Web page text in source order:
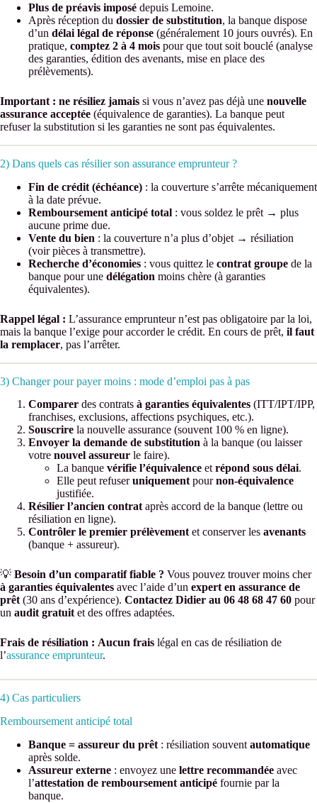
Plus de préavis imposé depuis Lemoine.
Après réception du dossier de substitution, la banque dispose
d’un délai légal de réponse (généralement 10 jours ouvrés). En
pratique, comptez 2 à 4 mois pour que tout soit bouclé (analyse
des garanties, édition des avenants, mise en place des
prélèvements).
Important : ne résiliez jamais si vous n’avez pas déjà une nouvelle
assurance acceptée (équivalence de garanties). La banque peut
refuser la substitution si les garanties ne sont pas équivalentes.
2) Dans quels cas résilier son assurance emprunteur ?
Fin de crédit (échéance) : la couverture s’arrête mécaniquement
à la date prévue.
Remboursement anticipé total : vous soldez le prêt → plus
aucune prime due.
Vente du bien : la couverture n’a plus d’objet → résiliation
(voir pièces à transmettre).
Recherche d’économies : vous quittez le contrat groupe de la
banque pour une délégation moins chère (à garanties
équivalentes).
Rappel légal : L’assurance emprunteur n’est pas obligatoire par la loi,
mais la banque l’exige pour accorder le crédit. En cours de prêt, il faut
la remplacer, pas l’arrêter.
3) Changer pour payer moins : mode d’emploi pas à pas
Comparer des contrats à garanties équivalentes (ITT/IPT/IPP,
franchises, exclusions, affections psychiques, etc.).
Souscrire la nouvelle assurance (souvent 100 % en ligne).
Envoyer la demande de substitution à la banque (ou laisser
votre nouvel assureur le faire).
La banque vérifie l’équivalence etrépond sous délai.
Elle peut refuseruniquementpournon-équivalence
justifiée.
Résilier l’ancien contrataprès accord de la banque (lettre ou
résiliation en ligne).
Contrôler le premier prélèvementet conserver les avenants
(banque + assureur).
💡 Besoin d’un comparatif fiable ? Vous pouvez trouver moins cher
à garanties équivalentes avec l’aide d’un expert en assurance de
prêt(30 ans d’expérience). Contactez Didier au 06 48 68 47 60 pour
un audit gratuitet des offres adaptées.
Frais de résiliation : Aucun frais légal en cas de résiliation de
l’assurance emprunteur.
4) Cas particuliers
Remboursement anticipé total
Banque = assureur du prêt : résiliation souvent automatique
après solde.
Assureur externe : envoyez une lettre recommandée avec
l’attestation de remboursement anticipé fournie par la
banque.